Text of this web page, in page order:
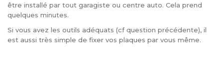
être installé par tout garagiste ou centre auto. Cela prend
quelques minutes.
Si vous avez les outils adéquats (cf question précédente), il
est aussi très simple de fixer vos plaques par vous même.